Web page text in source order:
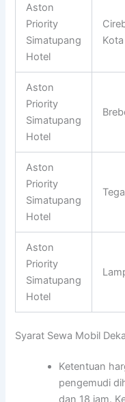
Aston
Priority
Simatupang
Hotel
Kota
Aston
Priority
Simatupang
Hotel
Aston
Priority
Simatupang
Hotel
Aston
Priority
Simatupang
Hotel
Syarat Sewa Mobil
Ketentuan
pengemudi